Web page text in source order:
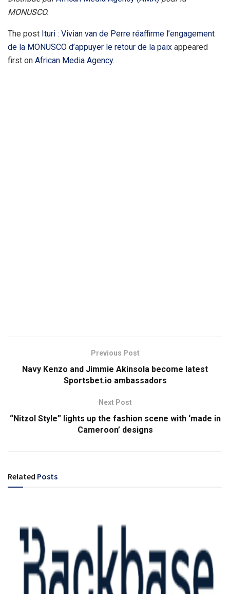
MONUSCO.
The post Ituri : Vivian van de Perre réaffirme l’engagement
de la MONUSCO d’appuyer le retour de la paix appeared
first on African Media Agency.
Previous Post
Navy Kenzo and Jimmie Akinsola become latest
Sportsbet.io ambassadors
Next Post
“Nitzol Style” lights up the fashion scene with ‘made in
Cameroon’ designs
Related Posts